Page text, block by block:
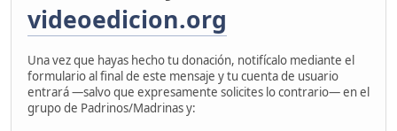
videoedicion.org
Una vez que hayas hecho tu donación, notifícalo mediante el
formulario al final de este mensaje y tu cuenta de usuario
entrará —salvo que expresamente solicites lo contrario— en el
grupo de Padrinos/Madrinas y: